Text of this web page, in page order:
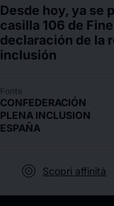
Desde hoy, ya se
casilla 106 de
declaración de la
inclusión
Fonte
CONFEDERACIÓN
PLENA INCLUSION
ESPAÑA
target Scopri affinità